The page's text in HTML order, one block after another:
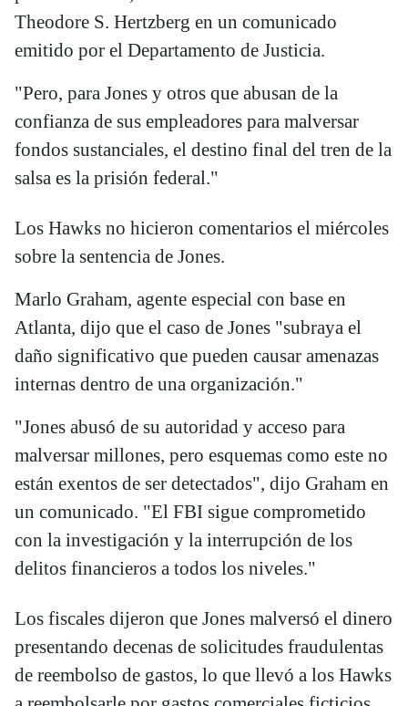
Theodore S. Hertzberg en un comunicado
emitido por el Departamento de Justicia.
"Pero, para Jones y otros que abusan de la
confianza de sus empleadores para malversar
fondos sustanciales, el destino final del tren de la
salsa es la prisión federal."
Los Hawks no hicieron comentarios el miércoles
sobre la sentencia de Jones.
Marlo Graham, agente especial con base en
Atlanta, dijo que el caso de Jones "subraya el
daño significativo que pueden causar amenazas
internas dentro de una organización."
"Jones abusó de su autoridad y acceso para
malversar millones, pero esquemas como este no
están exentos de ser detectados", dijo Graham en
un comunicado. "El FBI sigue comprometido
con la investigación y la interrupción de los
delitos financieros a todos los niveles."
Los fiscales dijeron que Jones malversó el dinero
presentando decenas de solicitudes fraudulentas
de reembolso de gastos, lo que llevó a los Hawks